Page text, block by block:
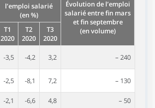
l’emploi salarié
(en %)
Évolution de l’emploi
salarié entre fin mars
et fin septembre
(en volume)
T1
2020
T2
2020
T3
2020
-3,5 -4,2 3,2 – 240
-2,5 -8,1 7,2 – 130
-2,1 -6,6 4,8
– 50